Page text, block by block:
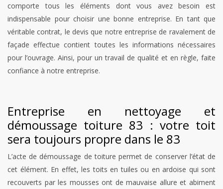
comporte tous les éléments dont vous avez besoin est
indispensable pour choisir une bonne entreprise. En tant que
véritable contrat, le devis que notre entreprise de ravalement de
façade effectue contient toutes les informations nécessaires
pour l’ouvrage. Ainsi, pour un travail de qualité et en règle, faite
confiance à notre entreprise.
Entreprise en nettoyage et
démoussage toiture 83 : votre toit
sera toujours propre dans le 83
L’acte de démoussage de toiture permet de conserver l’état de
cet élément. En effet, les toits en tuiles ou en ardoise qui sont
recouverts par les mousses ont de mauvaise allure et abiment